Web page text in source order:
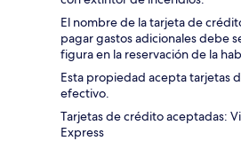
El nombre de la tarjeta de
pagar gastos adicionales debe
figura en la reservación de la
Esta propiedad acepta tarjetas
efectivo.
Tarjetas de crédito aceptadas:
Express